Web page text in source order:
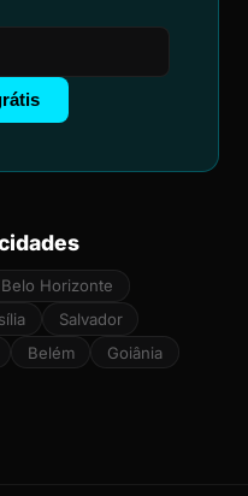
Belo Horizonte
Salvador
Belém Goiânia